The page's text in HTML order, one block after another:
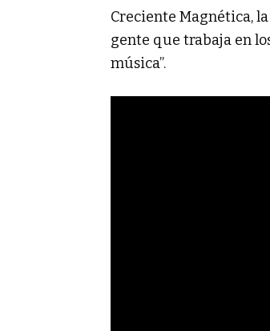
Creciente Magnética,
gente que trabaja en
música”.